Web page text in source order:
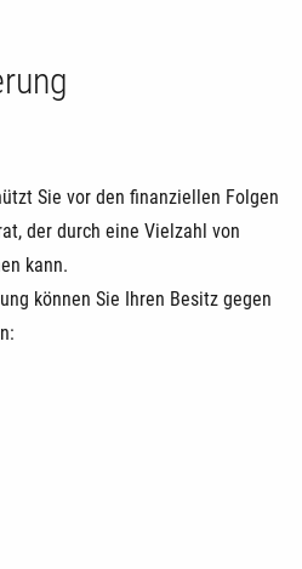
Sie vor den finanziellen Folgen
der durch eine Vielzahl von
kann.
können Sie Ihren Besitz gegen